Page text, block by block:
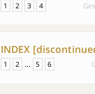
1 2 3 4
INDEX
1 2 … 5 6